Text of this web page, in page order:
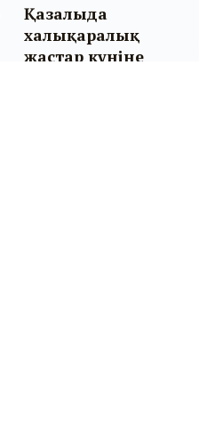
Қазалыда
халықаралық
жастар күніне